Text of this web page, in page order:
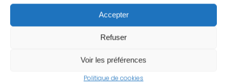
Accepter
Refuser
Voir les préférences
Politique de cookies
En soumettant ce formulaire, j'accepte la
politique de gestion des données personnelles